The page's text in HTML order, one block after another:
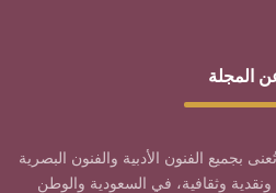
المجلة
بجميع الفنون الأدبية والفنون البصرية
وثقافية، في السعودية والوطن